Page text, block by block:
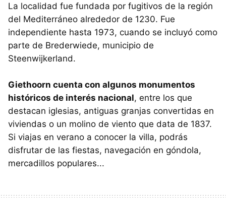
La localidad fue fundada por fugitivos de la región
del Mediterráneo alrededor de 1230. Fue
independiente hasta 1973, cuando se incluyó como
parte de Brederwiede, municipio de
Steenwijkerland.
Giethoorn cuenta con algunos monumentos
históricos de interés nacional, entre los que
destacan iglesias, antiguas granjas convertidas en
viviendas o un molino de viento que data de 1837.
Si viajas en verano a conocer la villa, podrás
disfrutar de las fiestas, navegación en góndola,
mercadillos populares...